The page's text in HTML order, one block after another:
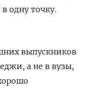
одну точку.
выпускников
а не в вузы,